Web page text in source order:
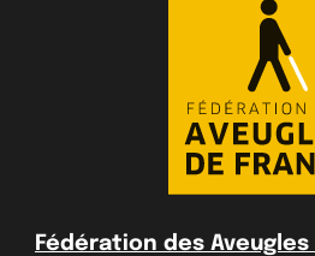
Fédération des